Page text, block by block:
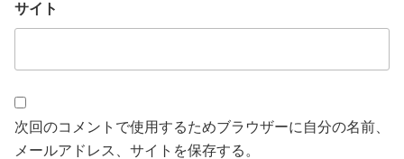
サイト
次回のコメントで使用するためブラウザーに自分の名前、
メールアドレス、サイトを保存する。